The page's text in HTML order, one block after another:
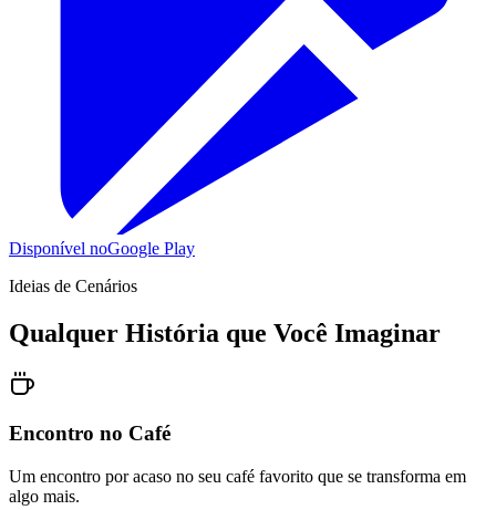
Disponível noGoogle Play
Ideias de Cenários
Qualquer História que Você Imaginar
Encontro no Café
Um encontro por acaso no seu café favorito que se transforma em
algo mais.